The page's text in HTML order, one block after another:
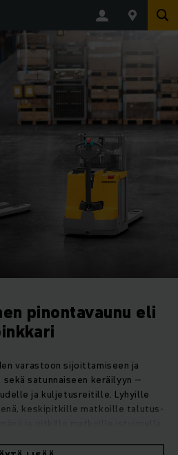
pinontavaunu eli
varastoon sijoittamiseen ja
satunnaiseen keräilyyn –
ja kuljetusreitille. Lyhyille
keskipitkille matkoille talutus-